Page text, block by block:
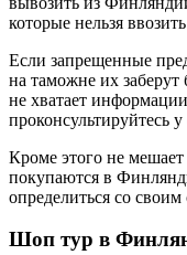
которые нельзя
Если запрещенные
на таможне их заберут
не хватает
проконсультируйтесь
Кроме этого не мешает
покупаются в
определиться со
Шоп тур в